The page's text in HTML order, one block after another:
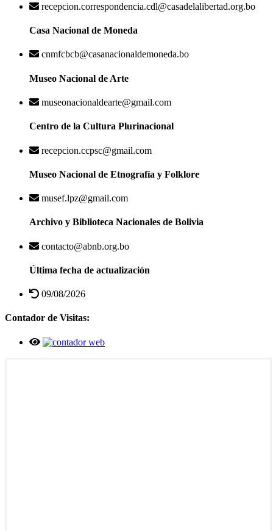
recepcion.correspondencia.cdl@casadelalibertad.org.bo
Casa Nacional de Moneda
cnmfcbcb@casanacionaldemoneda.bo
Museo Nacional de Arte
museonacionaldearte@gmail.com
Centro de la Cultura Plurinacional
recepcion.ccpsc@gmail.com
Museo Nacional de Etnografía y Folklore
musef.lpz@gmail.com
Archivo y Biblioteca Nacionales de Bolivia
contacto@abnb.org.bo
Última fecha de actualización
09/08/2026
Contador de Visitas: